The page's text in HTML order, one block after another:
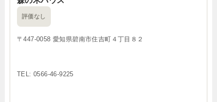
評価なし
〒447-0058 愛知県碧南市住吉町４丁目８２
TEL: 0566-46-9225